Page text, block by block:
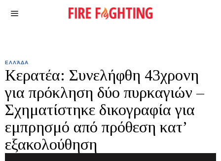
ΕΛΛΆΔΑ
Κερατέα: Συνελήφθη 43χρονη
για πρόκληση δύο πυρκαγιών –
Σχηματίστηκε δικογραφία για
εμπρησμό από πρόθεση κατ’
εξακολούθηση